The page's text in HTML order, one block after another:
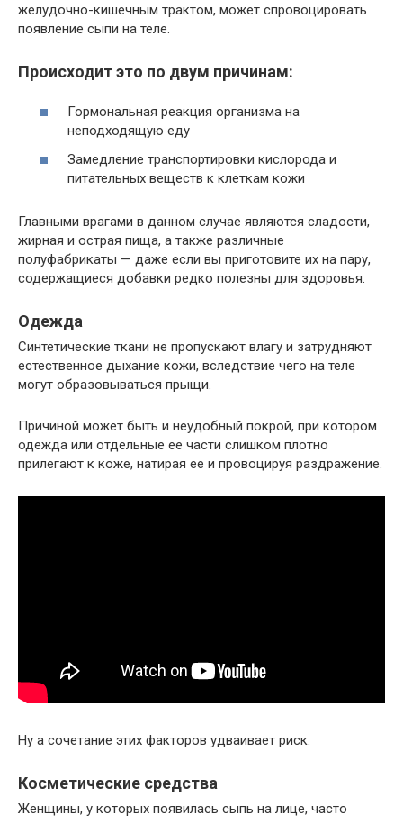
желудочно-кишечным трактом, может спровоцировать
появление сыпи на теле.
Происходит это по двум причинам:
Гормональная реакция организма на
неподходящую еду
Замедление транспортировки кислорода и
питательных веществ к клеткам кожи
Главными врагами в данном случае являются сладости,
жирная и острая пища, а также различные
полуфабрикаты — даже если вы приготовите их на пару,
содержащиеся добавки редко полезны для здоровья.
Одежда
Синтетические ткани не пропускают влагу и затрудняют
естественное дыхание кожи, вследствие чего на теле
могут образовываться прыщи.
Причиной может быть и неудобный покрой, при котором
одежда или отдельные ее части слишком плотно
прилегают к коже, натирая ее и провоцируя раздражение.
Ну а сочетание этих факторов удваивает риск.
Косметические средства
Женщины, у которых появилась сыпь на лице, часто